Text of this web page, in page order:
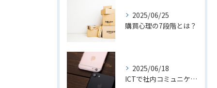
2025/06/25
購買心理の7段階とは？
2025/06/18
ICTで社内コミュニケーションを一歩進める！